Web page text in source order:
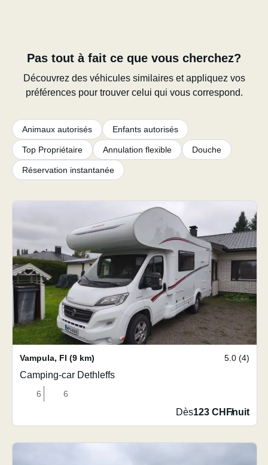
Pas tout à fait ce que vous cherchez?
Découvrez des véhicules similaires et appliquez vos
préférences pour trouver celui qui vous correspond.
Animaux autorisés Enfants autorisés
Top Propriétaire Annulation flexible Douche
Réservation instantanée
Vampula, FI (9 km) 5.0 (4)
Camping-car Dethleffs
6 6
Dès123 CHF/nuit